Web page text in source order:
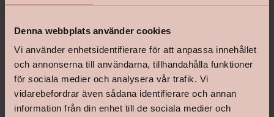
Denna webbplats använder cookies
Vi använder enhetsidentifierare för att anpassa innehållet
och annonserna till användarna, tillhandahålla funktioner
för sociala medier och analysera vår trafik. Vi
vidarebefordrar även sådana identifierare och annan
information från din enhet till de sociala medier och